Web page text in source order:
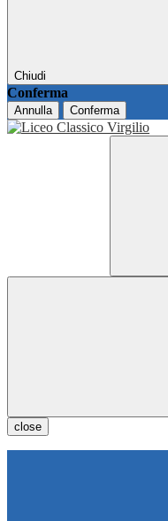
Chiudi
Conferma
Annulla Conferma
close